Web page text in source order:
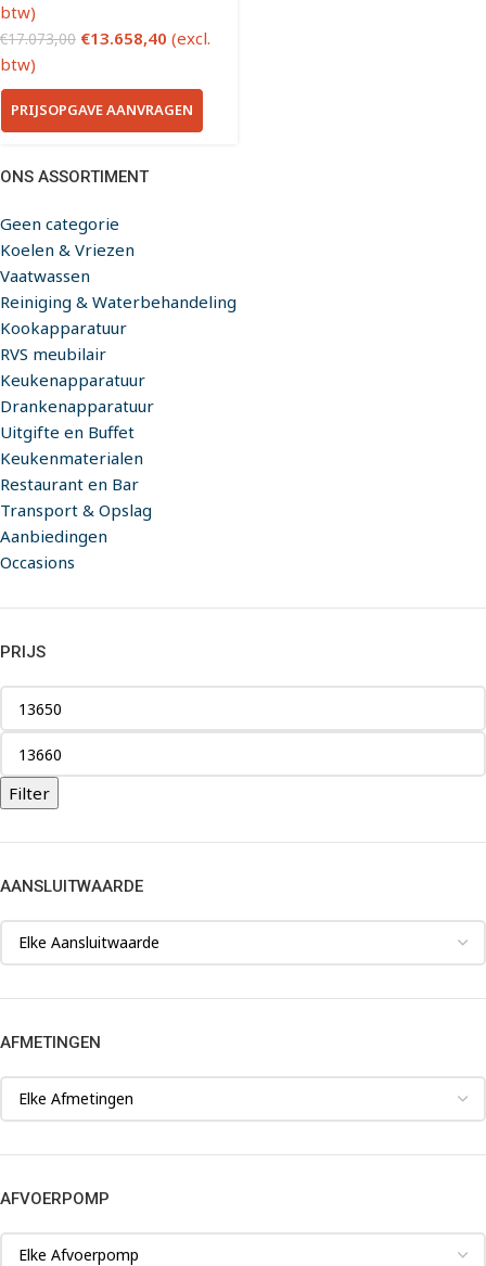
ONS ASSORTIMENT
Geen categorie
Koelen & Vriezen
Vaatwassen
Reiniging & Waterbehandeling
Kookapparatuur
RVS meubilair
Keukenapparatuur
Drankenapparatuur
Uitgifte en Buffet
Keukenmaterialen
Restaurant en Bar
Transport & Opslag
Aanbiedingen
Occasions
PRIJS
Filter
AANSLUITWAARDE
AFMETINGEN
AFVOERPOMP
btw)
€17.073,00 €13.658,40 (excl.
btw)
PRIJSOPGAVE AANVRAGEN